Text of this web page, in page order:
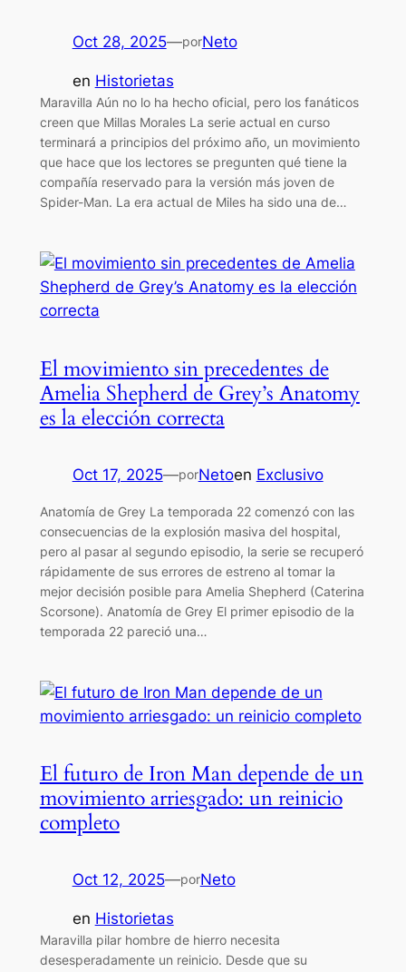
Oct 28, 2025—porNeto
en Historietas
Maravilla Aún no lo ha hecho oficial, pero los fanáticos
creen que Millas Morales La serie actual en curso
terminará a principios del próximo año, un movimiento
que hace que los lectores se pregunten qué tiene la
compañía reservado para la versión más joven de
Spider-Man. La era actual de Miles ha sido una de…
El movimiento sin precedentes de
Amelia Shepherd de Grey’s Anatomy
es la elección correcta
Oct 17, 2025—porNetoen Exclusivo
Anatomía de Grey La temporada 22 comenzó con las
consecuencias de la explosión masiva del hospital,
pero al pasar al segundo episodio, la serie se recuperó
rápidamente de sus errores de estreno al tomar la
mejor decisión posible para Amelia Shepherd (Caterina
Scorsone). Anatomía de Grey El primer episodio de la
temporada 22 pareció una…
El futuro de Iron Man depende de un
movimiento arriesgado: un reinicio
completo
Oct 12, 2025—porNeto
en Historietas
Maravilla pilar hombre de hierro necesita
desesperadamente un reinicio. Desde que su